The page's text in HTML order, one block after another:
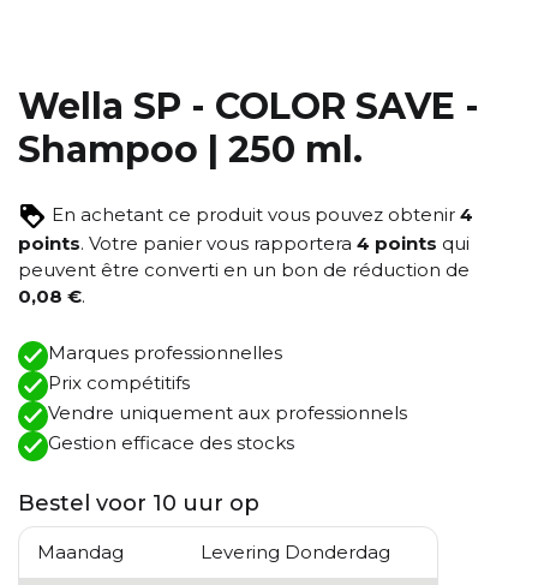
Wella SP - COLOR SAVE -
Shampoo | 250 ml.
En achetant ce produit vous pouvez obtenir 4
points. Votre panier vous rapportera 4 points qui
peuvent être converti en un bon de réduction de
0,08 €.
Marques professionnelles
Prix ​​compétitifs
Vendre uniquement aux professionnels
Gestion efficace des stocks
Bestel voor 10 uur op
Maandag Levering Donderdag